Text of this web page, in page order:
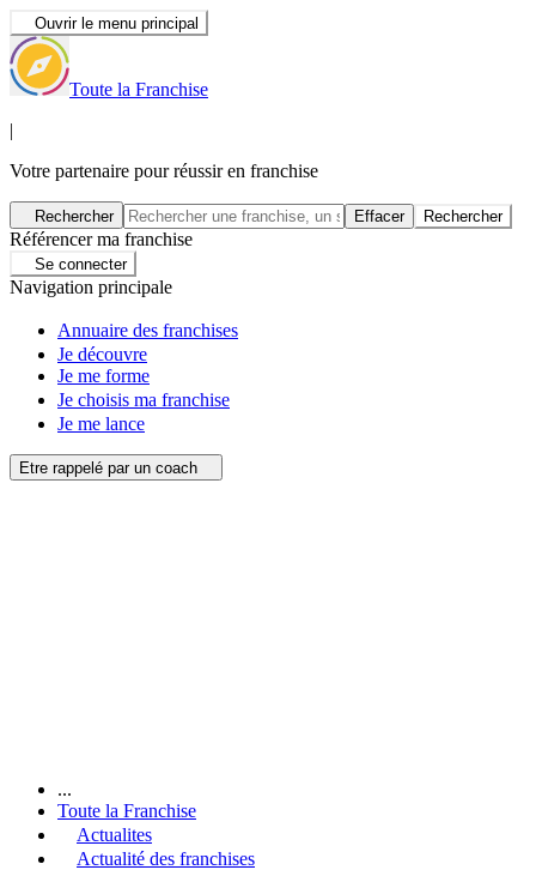
Ouvrir le menu principal
Toute la Franchise
|
Votre partenaire pour réussir en franchise
Rechercher Effacer Rechercher
Référencer ma franchise
Se connecter
Navigation principale
Annuaire des franchises
Je découvre
Je me forme
Je choisis ma franchise
Je me lance
Etre rappelé par un coach
...
Toute la Franchise
Actualites
Actualité des franchises